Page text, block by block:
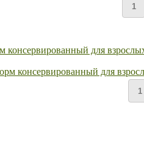
для